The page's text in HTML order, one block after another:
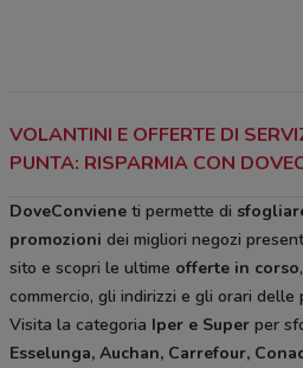
VOLANTINI E OFFERTE DI
PUNTA: RISPARMIA CON
DoveConviene ti permette di
promozioni dei migliori negozi
sito e scopri le ultime offerte in corso
commercio, gli indirizzi e gli orari delle
Visita la categoria Iper e Super per
Esselunga, Auchan, Carrefour,